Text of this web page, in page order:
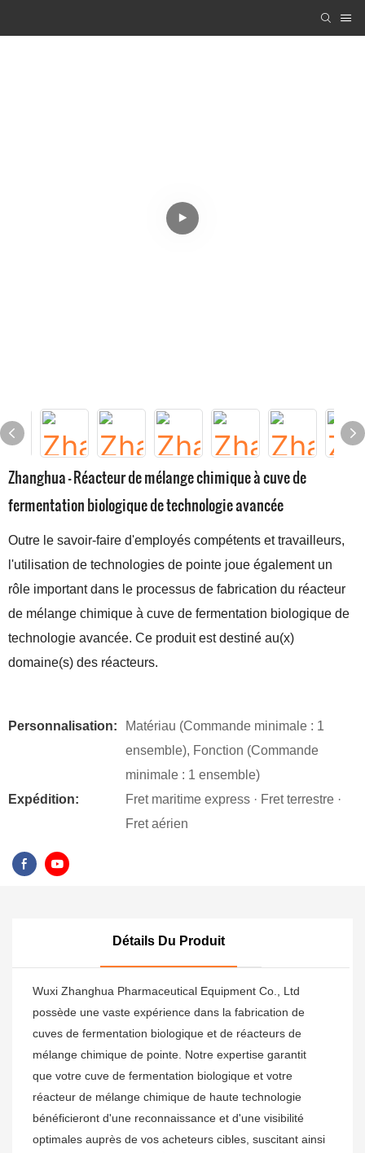
Zhanghua - Réacteur de mélange chimique à cuve de
fermentation biologique de technologie avancée
Outre le savoir-faire d'employés compétents et travailleurs,
l'utilisation de technologies de pointe joue également un
rôle important dans le processus de fabrication du réacteur
de mélange chimique à cuve de fermentation biologique de
technologie avancée. Ce produit est destiné au(x)
domaine(s) des réacteurs.
Personnalisation:
Matériau (Commande minimale : 1
ensemble), Fonction (Commande
minimale : 1 ensemble)
Expédition:
Fret maritime express · Fret terrestre ·
Fret aérien
Détails Du Produit
Wuxi Zhanghua Pharmaceutical Equipment Co., Ltd
possède une vaste expérience dans la fabrication de
cuves de fermentation biologique et de réacteurs de
mélange chimique de pointe. Notre expertise garantit
que votre cuve de fermentation biologique et votre
réacteur de mélange chimique de haute technologie
bénéficieront d'une reconnaissance et d'une visibilité
optimales auprès de vos acheteurs cibles, suscitant ainsi